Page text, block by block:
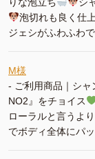
泡切れも良く仕
ジェシがふわふわ
M様
- ご利用商品｜シ
NO2』をチョイス
ローラルと言うよ
でボディ全体にパ